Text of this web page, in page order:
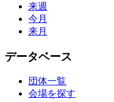
来週
今月
来月
データベース
団体一覧
会場を探す